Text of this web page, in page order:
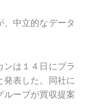
中立的なデータ
ンは１４日にプラ
表した。同社に
ループが買収提案